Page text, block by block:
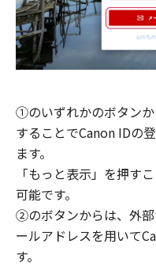
①のいずれかのボタン
することでCanon IDの
ます。
「もっと表示」を押す
可能です。
②のボタンからは、外
ールアドレスを用いて
す。